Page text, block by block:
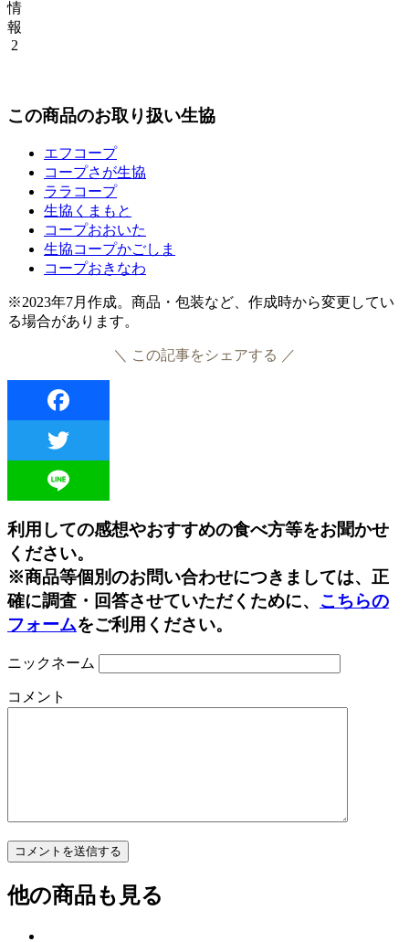
情
報
2
この商品のお取り扱い生協
エフコープ
コープさが生協
ララコープ
生協くまもと
コープおおいた
生協コープかごしま
コープおきなわ
※2023年7月作成。商品・包装など、作成時から変更してい
る場合があります。
＼ この記事をシェアする ／
利用しての感想やおすすめの食べ方等をお聞かせ
ください。
※商品等個別のお問い合わせにつきましては、正
確に調査・回答させていただくために、 こちらの
フォームをご利用ください。
ニックネーム
コメント
他の商品も見る